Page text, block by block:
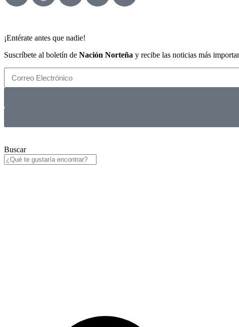
¡Entérate antes que nadie!
Suscríbete al boletín de Nación Norteña y recibe las noticias más
Buscar